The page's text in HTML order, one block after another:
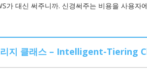
가 대신 써주니까. 신경써주는 비용을 사용자
리지 클래스 – Intelligent-Tiering